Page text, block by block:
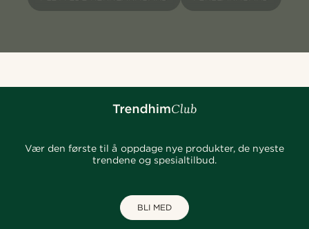
Vær den første til å oppdage nye produkter, de nyeste
trendene og spesialtilbud.
BLI MED